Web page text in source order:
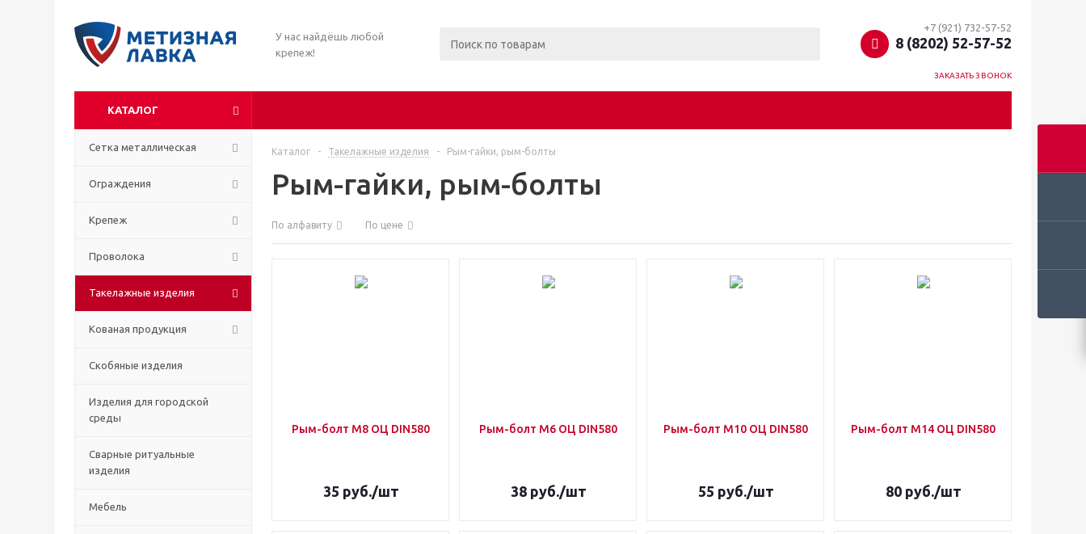
У нас найдёшь любой
крепеж!
+7 (921) 732-57-52
8 (8202) 52-57-52
ЗАКАЗАТЬ ЗВОНОК
КАТАЛОГ
Сетка металлическая
Ограждения
Крепеж
Проволока
Такелажные изделия
Кованая продукция
Скобяные изделия
Изделия для городской
среды
Сварные ритуальные
изделия
Мебель
Каталог - Такелажные изделия - Рым-гайки, рым-болты
Рым-гайки, рым-болты
По алфавиту По цене
Рым-болт М8 ОЦ DIN580
35 руб./шт
Рым-болт М6 ОЦ DIN580
38руб./шт
Рым-болт М10 ОЦ DIN580
55 руб./шт
Рым-болт М14 ОЦ DIN580
80руб./шт